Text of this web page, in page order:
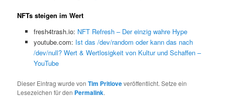
NFTs steigen im Wert
fresh4trash.io: NFT Refresh – Der einzig wahre Hype
youtube.com: Ist das /dev/random oder kann das nach
/dev/null? Wert & Wertlosigkeit von Kultur und Schaffen –
YouTube
Dieser Eintrag wurde vonTim Pritloveveröffentlicht. Setze ein
Lesezeichen für den Permalink.